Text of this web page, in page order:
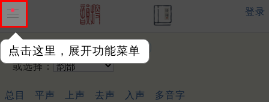
点击这里，展开功能菜单
登录
输入韵字：
或选择：
总目 平声 上声 去声 入声 多音字